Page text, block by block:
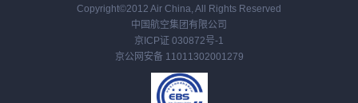
Copyright©2012 Air China, All Rights Reserved
中国航空集团有限公司
京ICP证 030872号-1
京公网安备 11011302001279